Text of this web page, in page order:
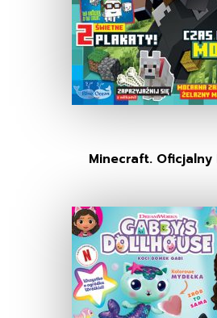
Minecraft. Oficjalny